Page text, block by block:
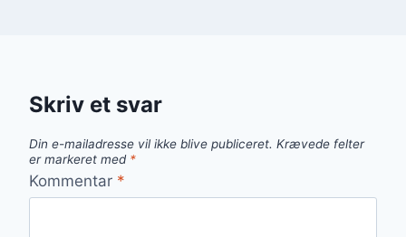
Skriv et svar
Din e-mailadresse vil ikke blive publiceret. Krævede felter
er markeret med *
Kommentar *